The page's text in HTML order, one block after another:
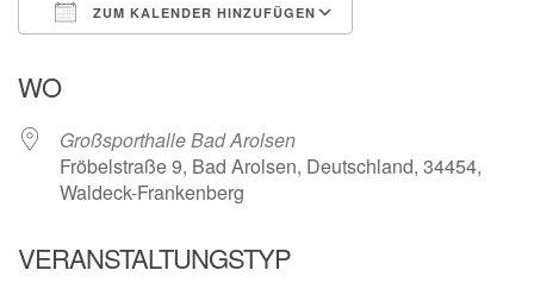
ZUM KALENDER HINZUFÜGEN
WO
Großsporthalle Bad Arolsen
Fröbelstraße 9, Bad Arolsen, Deutschland, 34454,
Waldeck-Frankenberg
VERANSTALTUNGSTYP